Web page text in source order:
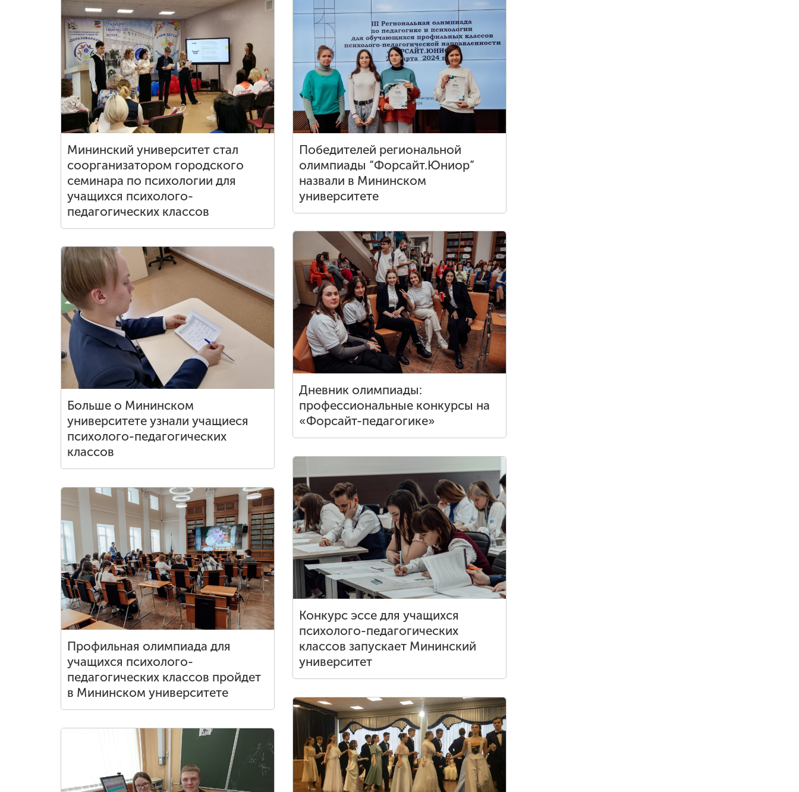
Мининский университет стал
соорганизатором городского
семинара по психологии для
учащихся психолого-
педагогических классов
Победителей региональной
олимпиады “Форсайт.Юниор”
назвали в Мининском
университете
Дневник олимпиады:
профессиональные конкурсы на
«Форсайт-педагогике»
Больше о Мининском
университете узнали учащиеся
психолого-педагогических
классов
Конкурс эссе для учащихся
психолого-педагогических
классов запускает Мининский
университет
Профильная олимпиада для
учащихся психолого-
педагогических классов пройдет
в Мининском университете